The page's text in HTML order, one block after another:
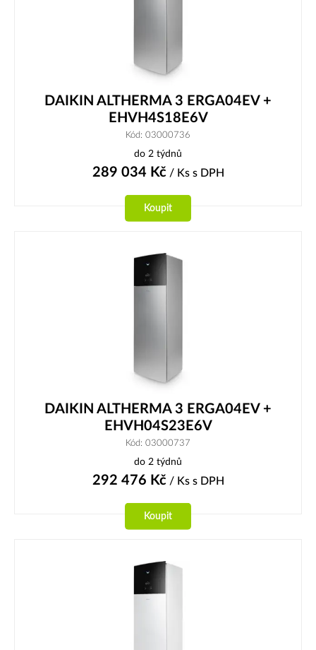
DAIKIN ALTHERMA 3 ERGA04EV +
EHVH4S18E6V
Kód: 03000736
do 2 týdnů
289 034 Kč/ Ks s DPH
Koupit
DAIKIN ALTHERMA 3 ERGA04EV +
EHVH04S23E6V
Kód: 03000737
do 2 týdnů
292 476 Kč/ Ks s DPH
Koupit